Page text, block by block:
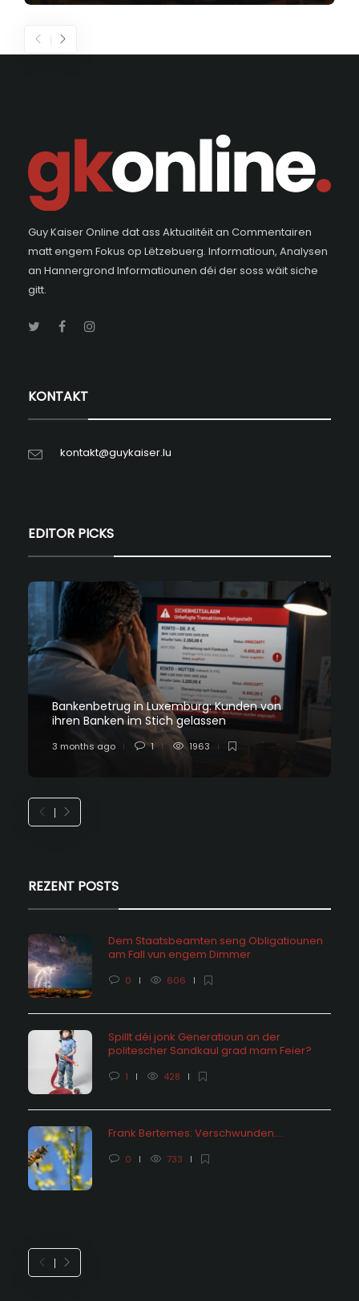
Guy Kaiser Online dat ass Aktualitéit an Commentairen
matt engem Fokus op Lëtzebuerg. Informatioun, Analysen
an Hannergrond Informatiounen déi der soss wäit siche
gitt.
KONTAKT
kontakt@guykaiser.lu
EDITOR PICKS
Bankenbetrug in Luxemburg: Kunden von
ihren Banken im Stich gelassen
3 months ago 1 1963
REZENT POSTS
Dem Staatsbeamten seng Obligatiounen
am Fall vun engem Dimmer
0 606
Spillt déi jonk Generatioun an der
politescher Sandkaul grad mam Feier?
1 428
Frank Bertemes: Verschwunden….
0 733